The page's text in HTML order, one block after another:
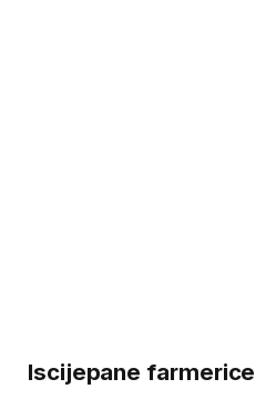
Iscijepane farmerice